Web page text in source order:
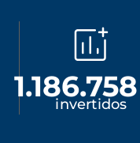
invertidos